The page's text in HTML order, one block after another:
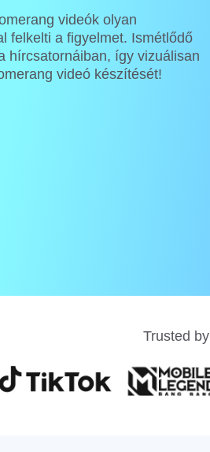
videók olyan
felkelti a figyelmet. Ismétlődő
hírcsatornáiban, így vizuálisan
videó készítését!
Trusted by